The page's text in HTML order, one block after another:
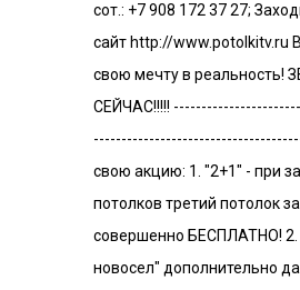
сот.: +7 908 172 37 27;
сайт http://www.potolkitv.ru
свою мечту в реальность!
СЕЙЧАС!!!!!
свою акцию: 1. "2+1" - при
потолков третий потолок
совершенно БЕСПЛАТНО! 2.
новосел" дополнительно